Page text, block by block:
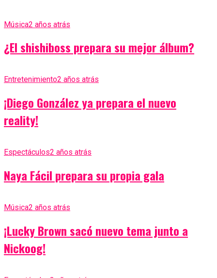
Música2 años atrás
¿El shishiboss prepara su mejor álbum?
Entretenimiento2 años atrás
¡Diego González ya prepara el nuevo
reality!
Espectáculos2 años atrás
Naya Fácil prepara su propia gala
Música2 años atrás
¡Lucky Brown sacó nuevo tema junto a
Nickoog!